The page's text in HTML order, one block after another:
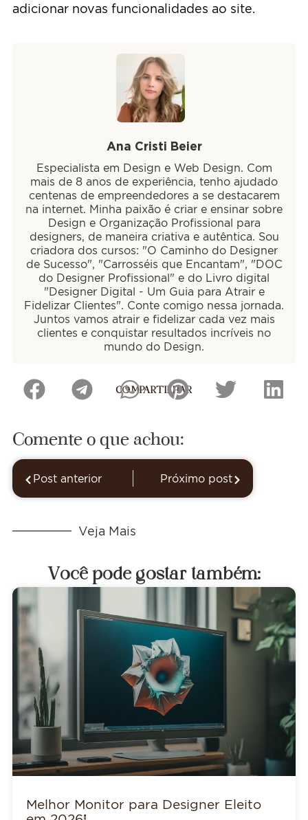
adicionar novas funcionalidades ao site.
Ana Cristi Beier
Especialista em Design e Web Design. Com
mais de 8 anos de experiência, tenho ajudado
centenas de empreendedores a se destacarem
na internet. Minha paixão é criar e ensinar sobre
Design e Organização Profissional para
designers, de maneira criativa e autêntica. Sou
criadora dos cursos: "O Caminho do Designer
de Sucesso", "Carrosséis que Encantam", "DOC
do Designer Profissional" e do Livro digital
"Designer Digital - Um Guia para Atrair e
Fidelizar Clientes". Conte comigo nessa jornada.
Juntos vamos atrair e fidelizar cada vez mais
clientes e conquistar resultados incríveis no
mundo do Design.
COMPARTILHAR
Comente o que achou:
Post anterior Próximo post
Veja Mais
Você pode gostar também:
Melhor Monitor para Designer Eleito